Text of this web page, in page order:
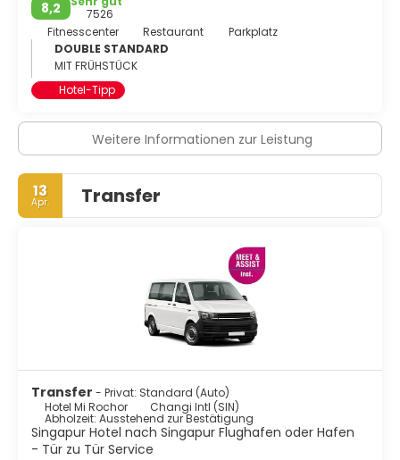
8,2
7526
Fitnesscenter
Restaurant
Parkplatz
DOUBLE STANDARD
MIT FRÜHSTÜCK
Hotel-Tipp
Weitere Informationen zur Leistung
13
Apr. Transfer
Transfer - Privat: Standard (Auto)
Hotel Mi Rochor
Changi Intl (SIN)
Abholzeit: Ausstehend zur Bestätigung
Singapur Hotel nach Singapur Flughafen oder Hafen
- Tür zu Tür Service